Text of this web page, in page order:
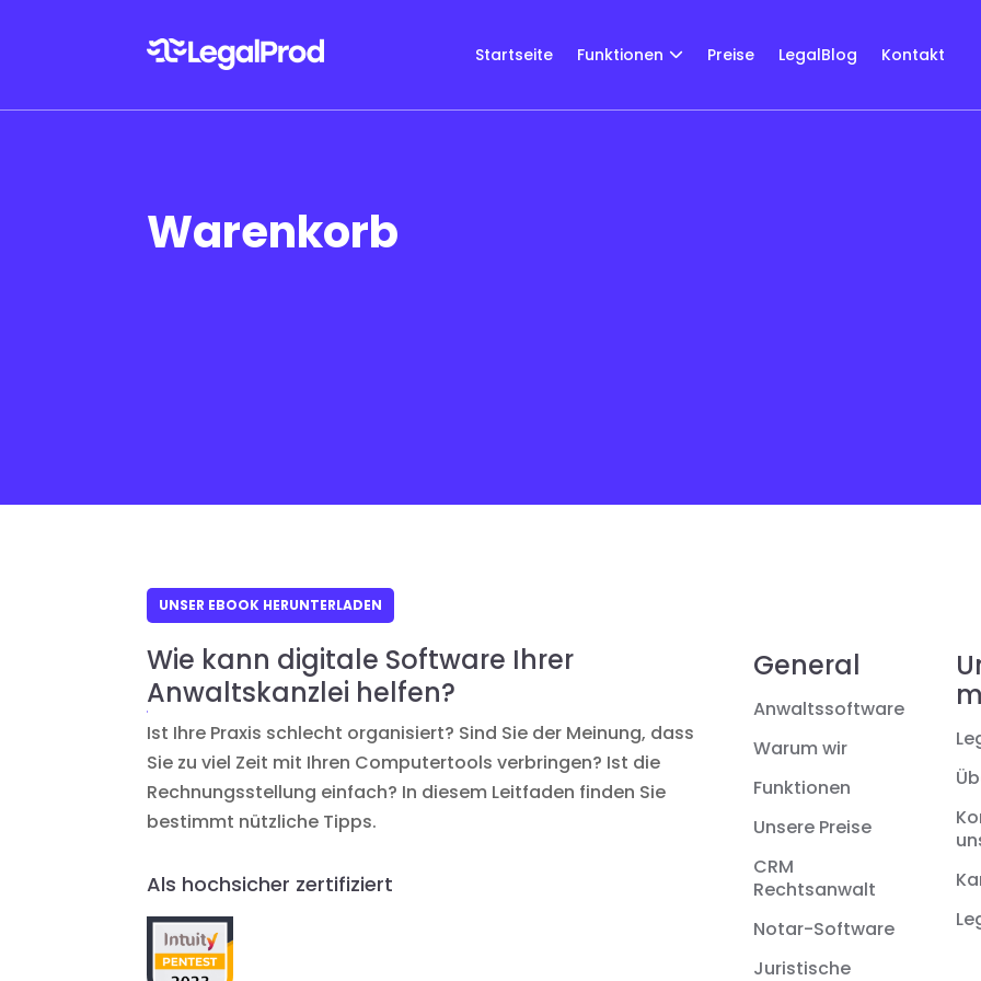
Startseite Funktionen Preise LegalBlog Kontakt
Warenkorb
UNSER EBOOK HERUNTERLADEN
Wie kann digitale Software Ihrer
Anwaltskanzlei helfen?
Ist Ihre Praxis schlecht organisiert? Sind Sie der Meinung, dass
Sie zu viel Zeit mit Ihren Computertools verbringen? Ist die
Rechnungsstellung einfach? In diesem Leitfaden finden Sie
bestimmt nützliche Tipps.
Als hochsicher zertifiziert
General
Anwaltssoftware
Warum wir
Funktionen
Unsere Preise
CRM
Rechtsanwalt
Notar-Software
Juristische